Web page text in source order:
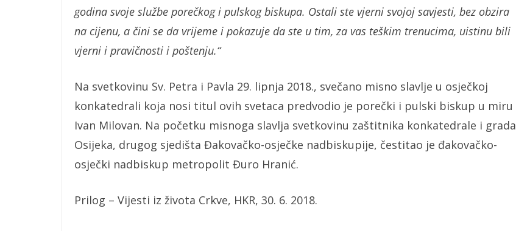
godina svoje službe porečkog i pulskog biskupa. Ostali ste vjerni svojoj savjesti, bez obzira
na cijenu, a čini se da vrijeme i pokazuje da ste u tim, za vas teškim trenucima, uistinu bili
vjerni i pravičnosti i poštenju.“
Na svetkovinu Sv. Petra i Pavla 29. lipnja 2018., svečano misno slavlje u osječkoj
konkatedrali koja nosi titul ovih svetaca predvodio je porečki i pulski biskup u miru
Ivan Milovan. Na početku misnoga slavlja svetkovinu zaštitnika konkatedrale i grada
Osijeka, drugog sjedišta Đakovačko-osječke nadbiskupije, čestitao je đakovačko-
osječki nadbiskup metropolit Đuro Hranić.
Prilog – Vijesti iz života Crkve, HKR, 30. 6. 2018.